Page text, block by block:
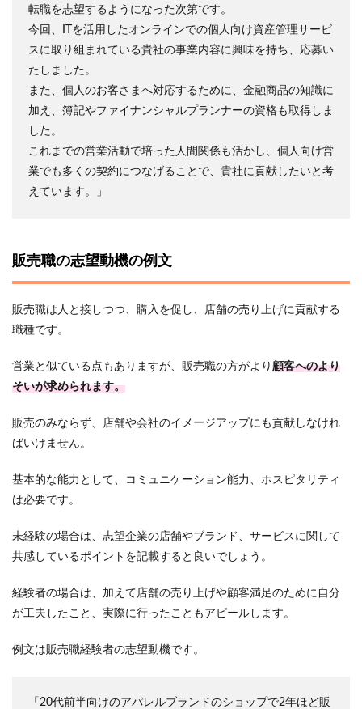
転職を志望するようになった次第です。
今回、ITを活用したオンラインでの個人向け資産管理サービ
スに取り組まれている貴社の事業内容に興味を持ち、応募い
たしました。
また、個人のお客さまへ対応するために、金融商品の知識に
加え、簿記やファイナンシャルプランナーの資格も取得しま
した。
これまでの営業活動で培った人間関係も活かし、個人向け営
業でも多くの契約につなげることで、貴社に貢献したいと考
えています。」
販売職の志望動機の例文
販売職は人と接しつつ、購入を促し、店舗の売り上げに貢献する
職種です。
営業と似ている点もありますが、販売職の方がより 顧客へのより
そいが求められます。
販売のみならず、店舗や会社のイメージアップにも貢献しなけれ
ばいけません。
基本的な能力として、コミュニケーション能力、ホスピタリティ
は必要です。
未経験の場合は、志望企業の店舗やブランド、サービスに関して
共感しているポイントを記載すると良いでしょう。
経験者の場合は、加えて店舗の売り上げや顧客満足のために自分
が工夫したこと、実際に行ったこともアピールします。
例文は販売職経験者の志望動機です。
「20代前半向けのアパレルブランドのショップで2年ほど販